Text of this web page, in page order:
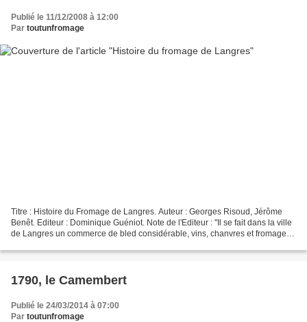
Publié le 11/12/2008 à 12:00
Par toutunfromage
Titre : Histoire du Fromage de Langres. Auteur : Georges Risoud, Jérôme
Benêt. Editeur : Dominique Guéniot. Note de l'Editeur : "Il se fait dans la ville
de Langres un commerce de bled considérable, vins, chanvres et fromages
1790, le Camembert
Publié le 24/03/2014 à 07:00
Par toutunfromage